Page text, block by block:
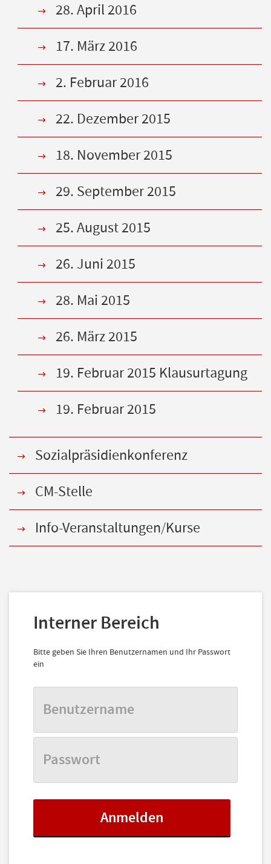
28. April 2016
17. März 2016
2. Februar 2016
22. Dezember 2015
18. November 2015
29. September 2015
25. August 2015
26. Juni 2015
28. Mai 2015
26. März 2015
19. Februar 2015 Klausurtagung
19. Februar 2015
Sozialpräsidienkonferenz
CM-Stelle
Info-Veranstaltungen/Kurse
Interner Bereich
Bitte geben Sie Ihren Benutzernamen und Ihr Passwort
ein